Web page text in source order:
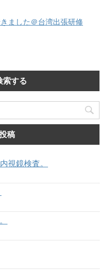
ました＠台湾出張研修
索する
稿
視鏡検査。